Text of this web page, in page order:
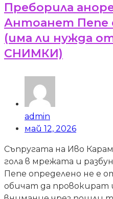
Преборила
Антоанет Пепе
(има ли нужда
СНИМКИ)
admin
май 12, 2026
Съпругата на Иво
гола в мрежата и
Пепе определено не е
обичат да